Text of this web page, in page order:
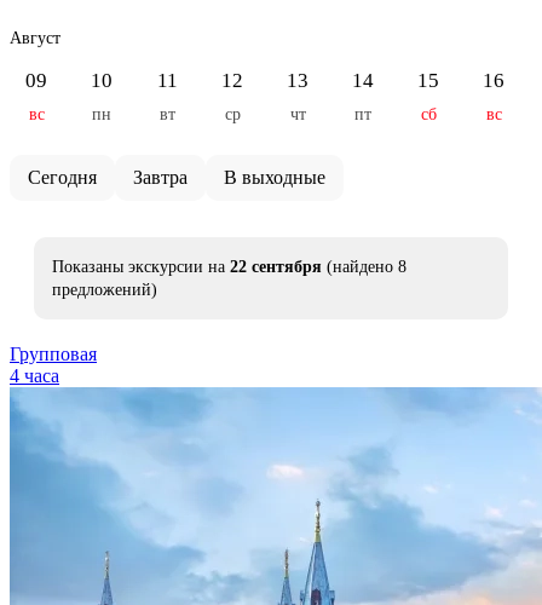
Август
09
вс
10
пн
11
вт
12
ср
13
чт
14
пт
15
сб
16
вс
Сегодня Завтра В выходные
Показаны экскурсии на 22 сентября (найдено 8
предложений)
Групповая
4 часа